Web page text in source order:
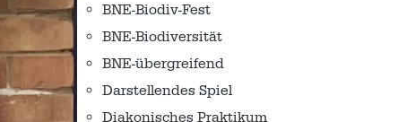
BNE-Biodiv-Fest
BNE-Biodiversität
BNE-übergreifend
Darstellendes Spiel
Diakonisches Praktikum